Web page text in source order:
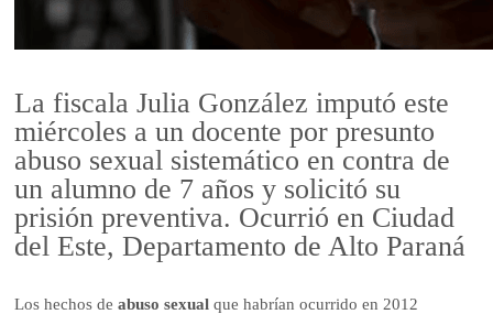
La fiscala Julia González imputó este
miércoles a un docente por presunto
abuso sexual sistemático en contra de
un alumno de 7 años y solicitó su
prisión preventiva. Ocurrió en Ciudad
del Este, Departamento de Alto Paraná
Los hechos deabuso sexual que habrían ocurrido en 2012